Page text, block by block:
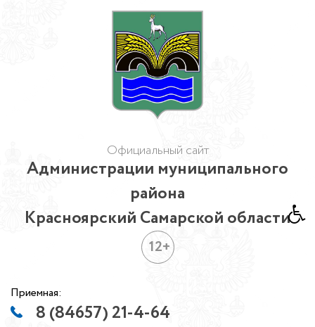
Официальный сайт
Администрации муниципального
района
Красноярский Самарской области
12+
Приемная:
8 (84657) 21-4-64